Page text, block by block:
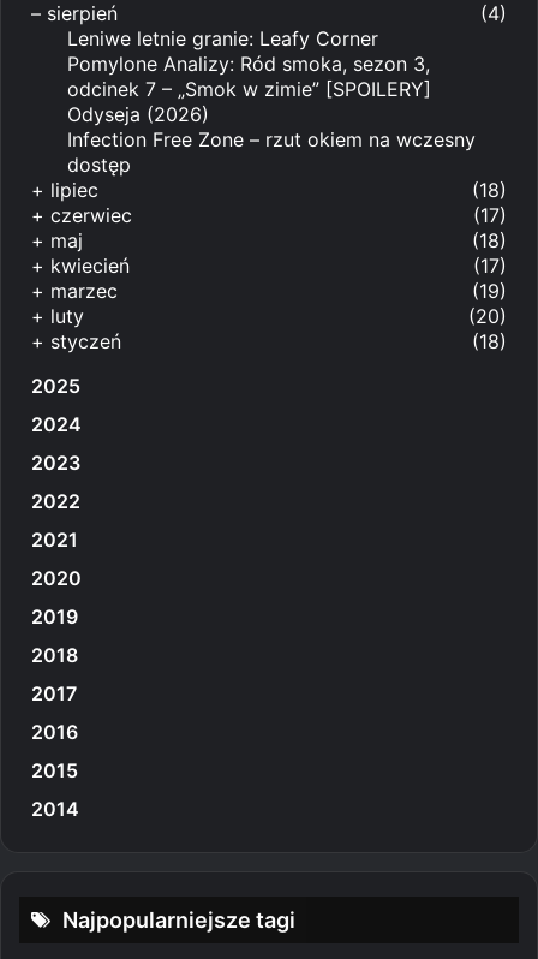
– sierpień
(4)
Leniwe letnie granie: Leafy Corner
Pomylone Analizy: Ród smoka, sezon 3,
odcinek 7 – „Smok w zimie” [SPOILERY]
Odyseja (2026)
Infection Free Zone – rzut okiem na wczesny
dostęp
+ lipiec
(18)
+ czerwiec
(17)
+ maj
(18)
+ kwiecień
(17)
+ marzec
(19)
+ luty
(20)
+ styczeń
(18)
2025
2024
2023
2022
2021
2020
2019
2018
2017
2016
2015
2014
Najpopularniejsze tagi